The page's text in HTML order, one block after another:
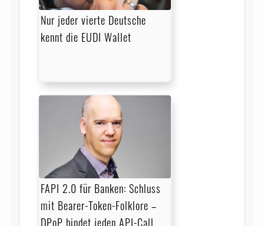
Nur jeder vierte Deutsche
kennt die EUDI Wallet
FAPI 2.0 für Banken: Schluss
mit Bearer-Token-Folklore –
DPoP bindet jeden API-Call